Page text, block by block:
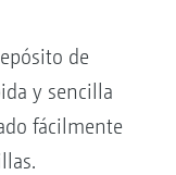
de
y sencilla
fácilmente